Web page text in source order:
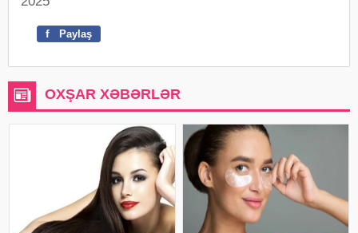
f Paylaş
OXŞAR XƏBƏRLƏR